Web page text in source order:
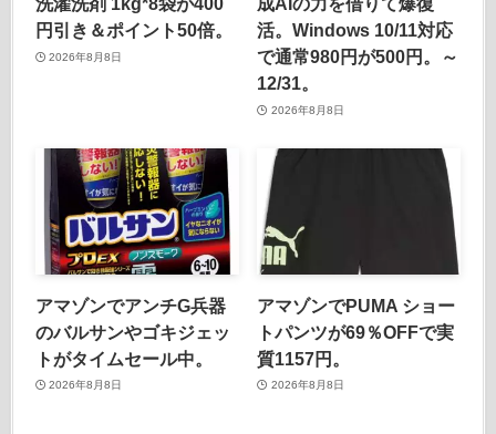
円引き＆ポイント50倍。
2026年8月8日
活。Windows 10/11対応
で通常980円が500円。～
12/31。
2026年8月8日
アマゾンでアンチG兵器
のバルサンやゴキジェッ
トがタイムセール中。
2026年8月8日
アマゾンでPUMA ショー
トパンツが69％OFFで実
質1157円。
2026年8月8日